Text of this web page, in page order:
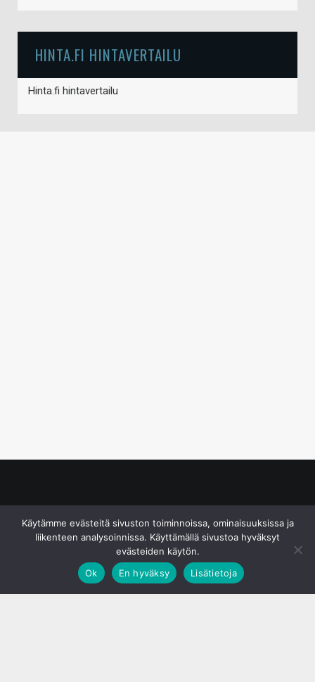
HINTA.FI HINTAVERTAILU
Hinta.fi hintavertailu
Käytämme evästeitä sivuston toiminnoissa, ominaisuuksissa ja
liikenteen analysoinnissa. Käyttämällä sivustoa hyväksyt
evästeiden käytön.
Ok
En hyväksy Lisätietoja